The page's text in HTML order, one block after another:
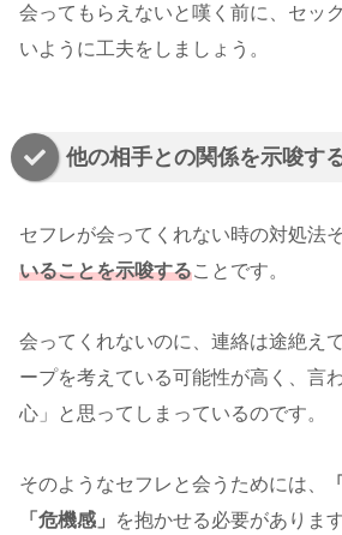
会ってもらえないと嘆く前に、セッ
いように工夫をしましょう。
他の相手との関係を示唆す
セフレが会ってくれない時の対処法
いることを示唆することです。
会ってくれないのに、連絡は途絶え
ープを考えている可能性が高く、言
心」と思ってしまっているのです。
そのようなセフレと会うためには、
「危機感」
を抱かせる必要があります